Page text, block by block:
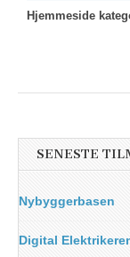
Hjemmeside
SENESTE
Nybyggerbasen
Digital